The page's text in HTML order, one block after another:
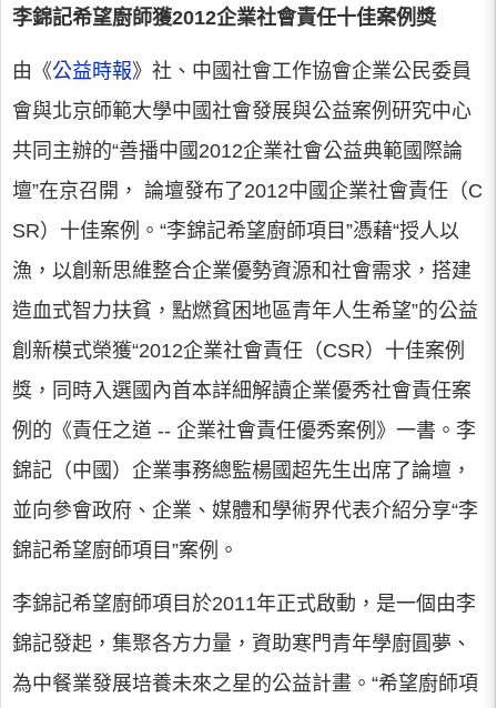
李錦記希望廚師獲2012企業社會責任十佳案例獎
由《公益時報》社、中國社會工作協會企業公民委員
會與北京師範大學中國社會發展與公益案例研究中心
共同主辦的“善播中國2012企業社會公益典範國際論
壇”在京召開， 論壇發布了2012中國企業社會責任（C
SR）十佳案例。“李錦記希望廚師項目”憑藉“授人以
漁，以創新思維整合企業優勢資源和社會需求，搭建
造血式智力扶貧，點燃貧困地區青年人生希望”的公益
創新模式榮獲“2012企業社會責任（CSR）十佳案例
獎，同時入選國內首本詳細解讀企業優秀社會責任案
例的《責任之道 -- 企業社會責任優秀案例》一書。李
錦記（中國）企業事務總監楊國超先生出席了論壇，
並向參會政府、企業、媒體和學術界代表介紹分享“李
錦記希望廚師項目”案例。
李錦記希望廚師項目於2011年正式啟動，是一個由李
錦記發起，集聚各方力量，資助寒門青年學廚圓夢、
為中餐業發展培養未來之星的公益計畫。“希望廚師項